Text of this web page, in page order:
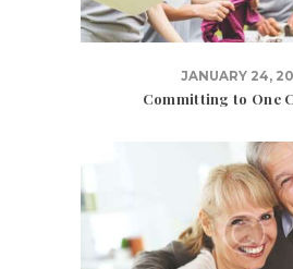
JANUARY 24,
Committing to One